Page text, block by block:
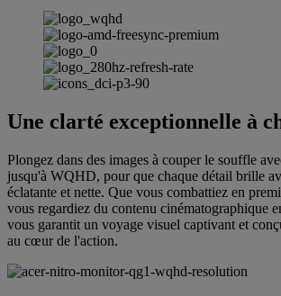
Une clarté exceptionnelle à
Plongez dans des images à couper le souffle
jusqu'à WQHD, pour que chaque détail brille
éclatante et nette. Que vous combattiez en
vous regardiez du contenu cinématographique
vous garantit un voyage visuel captivant et
au cœur de l'action.